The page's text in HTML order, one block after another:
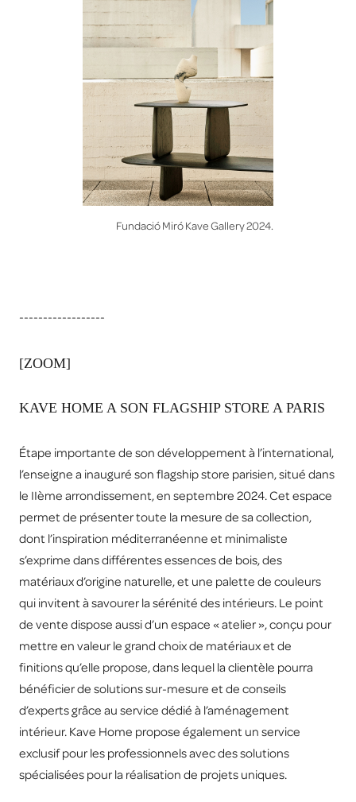
Fundació Miró Kave Gallery 2024.
------------------
[ZOOM]
KAVE HOME A SON FLAGSHIP STORE A PARIS
Étape importante de son développement à l’international,
l’enseigne a inauguré son flagship store parisien, situé dans
le IIème arrondissement, en septembre 2024. Cet espace
permet de présenter toute la mesure de sa collection,
dont l’inspiration méditerranéenne et minimaliste
s’exprime dans différentes essences de bois, des
matériaux d’origine naturelle, et une palette de couleurs
qui invitent à savourer la sérénité des intérieurs. Le point
de vente dispose aussi d’un espace « atelier », conçu pour
mettre en valeur le grand choix de matériaux et de
finitions qu’elle propose, dans lequel la clientèle pourra
bénéficier de solutions sur-mesure et de conseils
d’experts grâce au service dédié à l’aménagement
intérieur. Kave Home propose également un service
exclusif pour les professionnels avec des solutions
spécialisées pour la réalisation de projets uniques.